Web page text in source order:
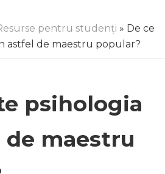
pentru studenți » De ce
astfel de maestru popular?
psihologia
maestru